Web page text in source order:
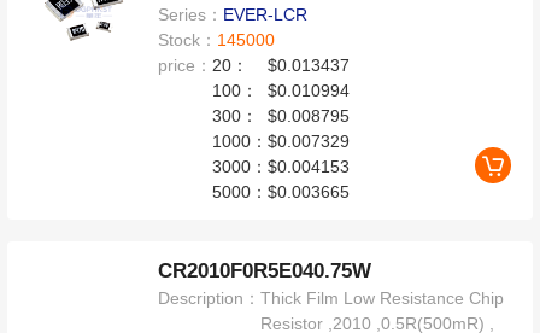
Series： EVER-LCR
Stock： 145000
price： 20：
$0.013437
100：
$0.010994
300：
$0.008795
1000：$0.007329
3000：$0.004153
5000：$0.003665
CR2010F0R5E040.75W
Description：Thick Film Low Resistance Chip
Resistor ,2010 ,0.5R(500mR) ,